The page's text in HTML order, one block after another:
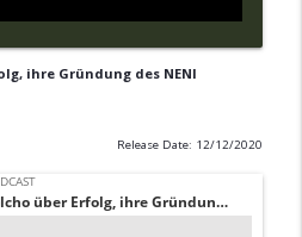
ihre Gründung des NENI
Release Date: 12/12/2020